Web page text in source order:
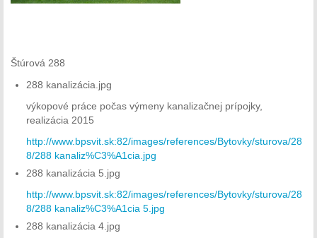
Štúrová 288
288 kanalizácia.jpg
výkopové práce počas výmeny kanalizačnej prípojky,
realizácia 2015
http://www.bpsvit.sk:82/images/references/Bytovky/sturova/28
8/288 kanaliz%C3%A1cia.jpg
288 kanalizácia 5.jpg
http://www.bpsvit.sk:82/images/references/Bytovky/sturova/28
8/288 kanaliz%C3%A1cia 5.jpg
288 kanalizácia 4.jpg